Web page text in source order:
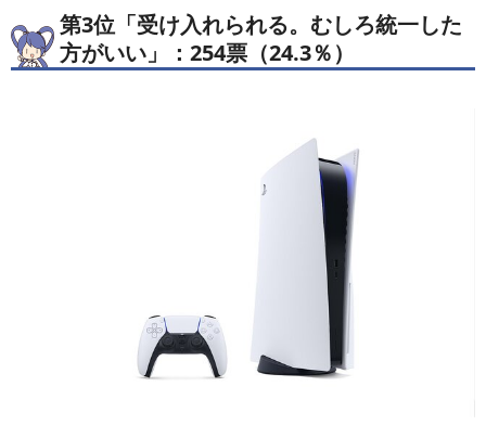
第3位「受け入れられる。むしろ統一した
方がいい」：254票（24.3％）